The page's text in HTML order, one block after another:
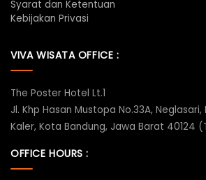
Syarat dan Ketentuan
Kebijakan Privasi
VIVA WISATA OFFICE :
The Poster Hotel Lt.1
Jl. Khp Hasan Mustopa No.33A,
Kaler, Kota Bandung, Jawa Barat 40124
OFFICE HOURS :